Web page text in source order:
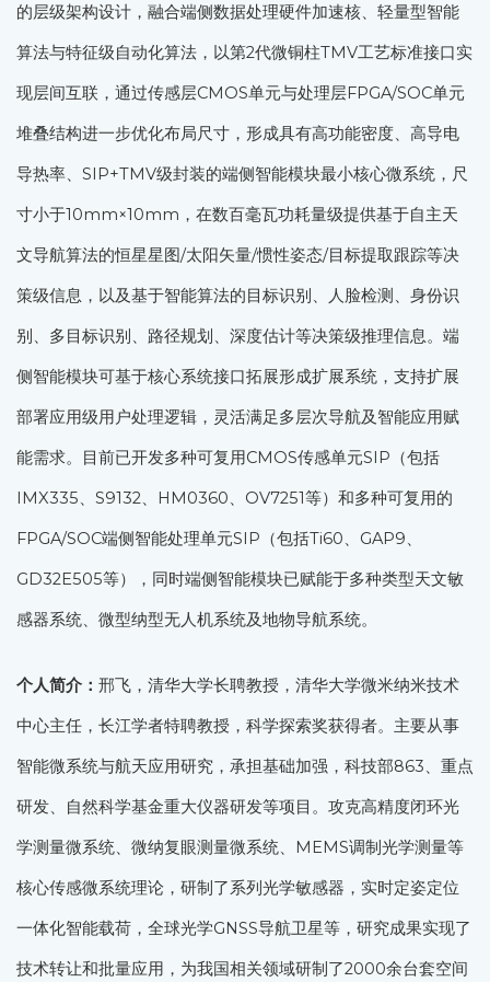
的层级架构设计，融合端侧数据处理硬件加速核、轻量型智能
算法与特征级自动化算法，以第2代微铜柱TMV工艺标准接口实
现层间互联，通过传感层CMOS单元与处理层FPGA/SOC单元
堆叠结构进一步优化布局尺寸，形成具有高功能密度、高导电
导热率、SIP+TMV级封装的端侧智能模块最小核心微系统，尺
寸小于10mm×10mm，在数百毫瓦功耗量级提供基于自主天
文导航算法的恒星星图/太阳矢量/惯性姿态/目标提取跟踪等决
策级信息，以及基于智能算法的目标识别、人脸检测、身份识
别、多目标识别、路径规划、深度估计等决策级推理信息。端
侧智能模块可基于核心系统接口拓展形成扩展系统，支持扩展
部署应用级用户处理逻辑，灵活满足多层次导航及智能应用赋
能需求。目前已开发多种可复用CMOS传感单元SIP（包括
IMX335、S9132、HM0360、OV7251等）和多种可复用的
FPGA/SOC端侧智能处理单元SIP（包括Ti60、GAP9、
GD32E505等），同时端侧智能模块已赋能于多种类型天文敏
感器系统、微型纳型无人机系统及地物导航系统。
个人简介： 邢飞，清华大学长聘教授，清华大学微米纳米技术
中心主任，长江学者特聘教授，科学探索奖获得者。主要从事
智能微系统与航天应用研究，承担基础加强，科技部863、重点
研发、自然科学基金重大仪器研发等项目。攻克高精度闭环光
学测量微系统、微纳复眼测量微系统、MEMS调制光学测量等
核心传感微系统理论，研制了系列光学敏感器，实时定姿定位
一体化智能载荷，全球光学GNSS导航卫星等，研究成果实现了
技术转让和批量应用，为我国相关领域研制了2000余台套空间